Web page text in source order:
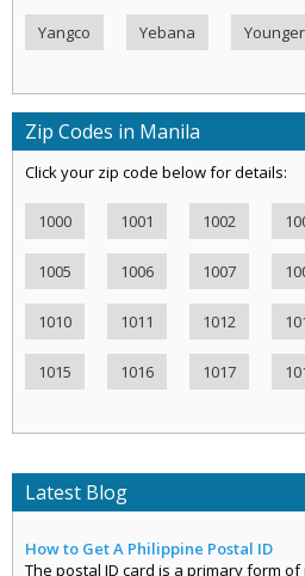
Yangco Yebana Younger
Zip Codes in Manila
Click your zip code below for details:
1000 1001 1002
1005 1006 1007
1010 1011 1012
1015 1016 1017
Latest Blog
How to Get A Philippine Postal ID
The postal ID card is a primary form